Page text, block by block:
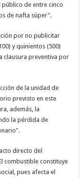
de entre cinco
de nafta súper".
por no publicitar
y quinientos (500)
clausura preventiva por
de la unidad de
previsto en este
además, la
la pérdida de
directo del
combustible constituye
pues afecta el